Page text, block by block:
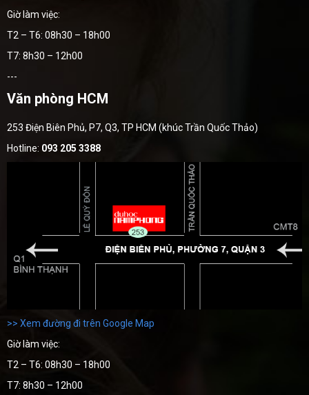
Giờ làm việc:
T2 – T6: 08h30 – 18h00
T7: 8h30 – 12h00
---
Văn phòng HCM
253 Điện Biên Phủ, P7, Q3, TP HCM (khúc Trần Quốc Thảo)
Hotline: 093 205 3388
>> Xem đường đi trên Google Map
Giờ làm việc:
T2 – T6: 08h30 – 18h00
T7: 8h30 – 12h00